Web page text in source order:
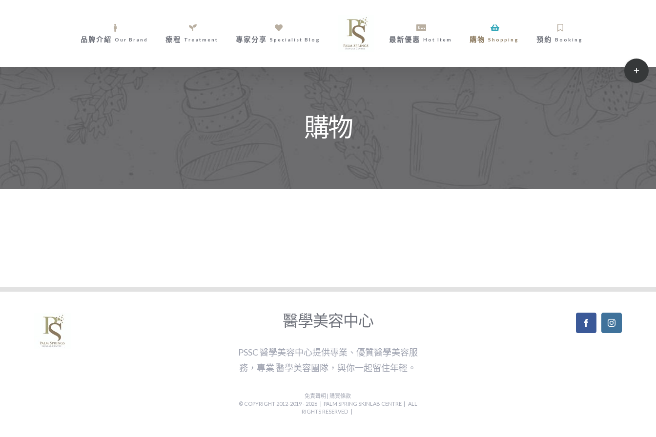
品牌介紹 Our Brand 療程 Treatment 專家分享 Specialist Blog 最新優惠 Hot Item 購物 Shopping 預約 Booking
購物
醫學美容中心
PSSC 醫學美容中心提供專業、優質醫學美容服
務，專業 醫學美容團隊，與你一起留住年輕。
免責聲明 | 購買條款
© COPYRIGHT 2012-2019 - 2026 | PALM SPRING SKINLAB CENTRE | ALL
RIGHTS RESERVED |
Toggle
Sliding